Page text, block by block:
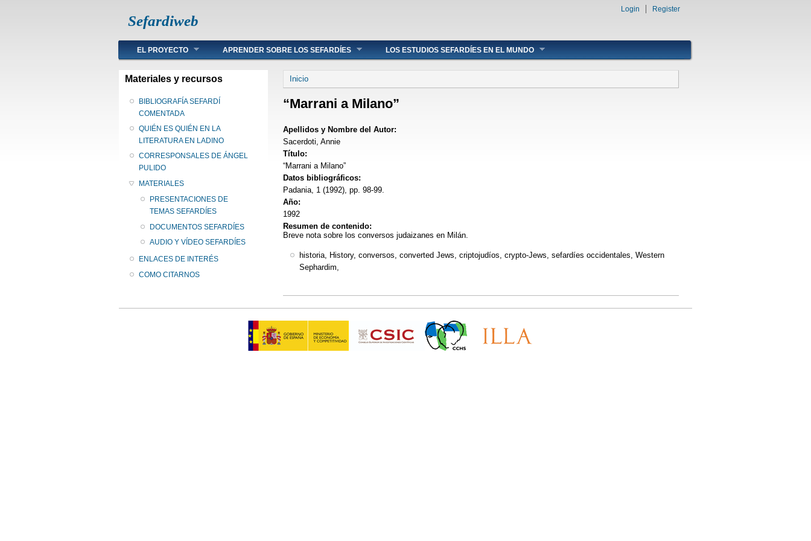
Sefardiweb
Login Register
Main menu
EL PROYECTO APRENDER SOBRE LOS SEFARDÍES LOS ESTUDIOS SEFARDÍES EN EL MUNDO
Materiales y recursos
BIBLIOGRAFÍA SEFARDÍ
COMENTADA
QUIÉN ES QUIÉN EN LA
LITERATURA EN LADINO
CORRESPONSALES DE ÁNGEL
PULIDO
MATERIALES
PRESENTACIONES DE
TEMAS SEFARDÍES
DOCUMENTOS SEFARDÍES
AUDIO Y VÍDEO SEFARDÍES
ENLACES DE INTERÉS
COMO CITARNOS
Se encuentra usted aquí
Inicio
“Marrani a Milano”
Apellidos y Nombre del Autor:
Sacerdoti, Annie
Título:
“Marrani a Milano”
Datos bibliográficos:
Padania, 1 (1992), pp. 98-99.
Año:
1992
Resumen de contenido:
Breve nota sobre los conversos judaizanes en Milán.
historia, History, conversos, converted Jews, criptojudíos, crypto-Jews, sefardíes occidentales, Western
Sephardim,